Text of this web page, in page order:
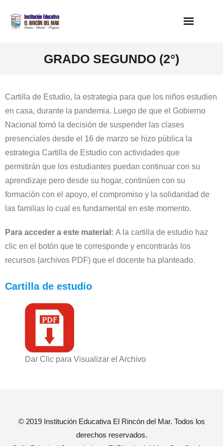
GRADO SEGUNDO (2°)
Cartilla de Estudio, la estrategia para que los niños estudien
en casa, durante la pandemia. Luego de que el Gobierno
Nacional tomó la decisión de suspender las clases
presenciales desde el 16 de marzo se hizo pública la
estrategia Cartilla de Estudio con actividades que
permitirán que los estudiantes puedan continuar con su
aprendizaje pero desde su hogar, continúen con su
formación con el apoyo, el compromiso y la solidaridad de
las familias lo cual es fundamental en este momento.
Para acceder a este material: A la cartilla de estudio haz
clic en el botón que te corresponde y encontrarás los
recursos (archivos PDF) que el docente ha planteado.
Cartilla de estudio
Dar Clic para Visualizar el Archivo
© 2019 Institución Educativa El Rincón del Mar. Todos los
derechos reservados.